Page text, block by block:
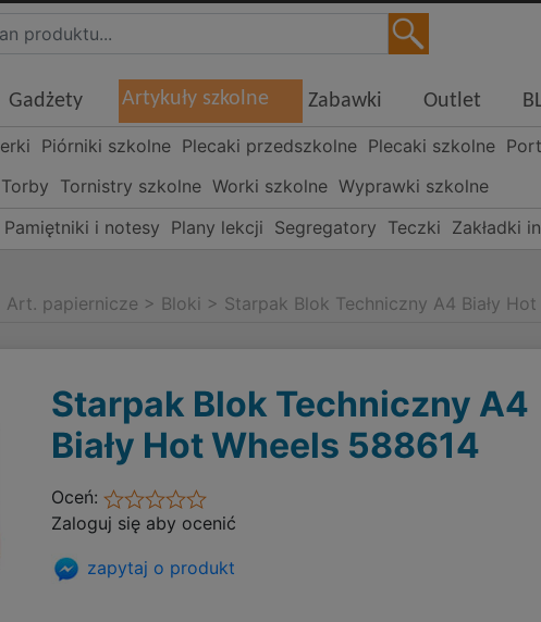
Gadżety Artykuły szkolne Zabawki Outlet
Piórniki szkolne Plecaki przedszkolne Plecaki szkolne
Torby Tornistry szkolne Worki szkolne Wyprawki szkolne
Pamiętniki i notesy Plany lekcji Segregatory Teczki Zakładki
Art. papiernicze > Bloki > Starpak Blok Techniczny A4 Biały
Starpak Blok Techniczny A4
Biały Hot Wheels 588614
Oceń:
Zaloguj się aby ocenić
zapytaj o produkt